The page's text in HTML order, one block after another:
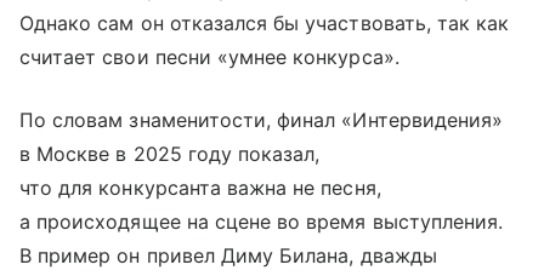
Однако сам он отказался бы участвовать, так как
считает свои песни «умнее конкурса».
По словам знаменитости, финал «Интервидения»
в Москве в 2025 году показал,
что для конкурсанта важна не песня,
а происходящее на сцене во время выступления.
В пример он привел Диму Билана, дважды